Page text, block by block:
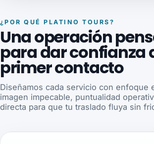
¿POR QUÉ PLATINO TOURS?
Una operación
para dar confianza
primer contacto
Diseñamos cada servicio con enfoque
imagen impecable, puntualidad
directa para que tu traslado fluya sin